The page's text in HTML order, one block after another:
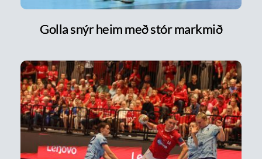
Golla snýr heim með stór markmið